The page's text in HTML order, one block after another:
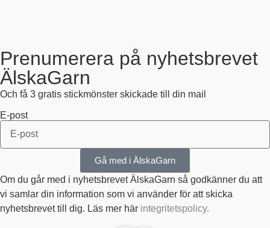
Prenumerera på nyhetsbrevet
ÄlskaGarn
Och få 3 gratis stickmönster skickade till din mail
E-post
Gå med i ÄlskaGarn
Om du går med i nyhetsbrevet ÄlskaGarn så godkänner du att
vi samlar din information som vi använder för att skicka
nyhetsbrevet till dig. Läs mer här integritetspolicy.